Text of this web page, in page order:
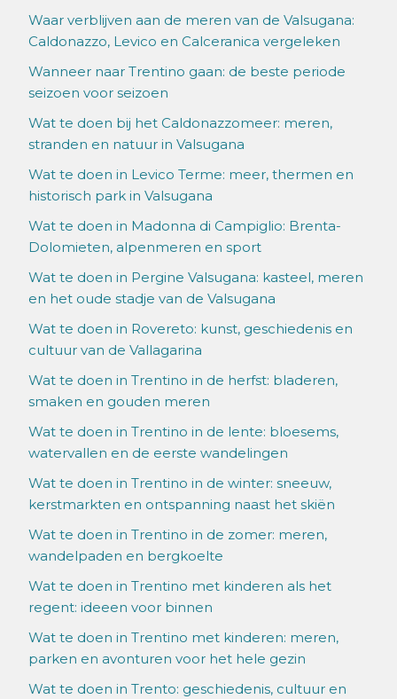
Waar verblijven aan de meren van de Valsugana:
Caldonazzo, Levico en Calceranica vergeleken
Wanneer naar Trentino gaan: de beste periode
seizoen voor seizoen
Wat te doen bij het Caldonazzomeer: meren,
stranden en natuur in Valsugana
Wat te doen in Levico Terme: meer, thermen en
historisch park in Valsugana
Wat te doen in Madonna di Campiglio: Brenta-
Dolomieten, alpenmeren en sport
Wat te doen in Pergine Valsugana: kasteel, meren
en het oude stadje van de Valsugana
Wat te doen in Rovereto: kunst, geschiedenis en
cultuur van de Vallagarina
Wat te doen in Trentino in de herfst: bladeren,
smaken en gouden meren
Wat te doen in Trentino in de lente: bloesems,
watervallen en de eerste wandelingen
Wat te doen in Trentino in de winter: sneeuw,
kerstmarkten en ontspanning naast het skiën
Wat te doen in Trentino in de zomer: meren,
wandelpaden en bergkoelte
Wat te doen in Trentino met kinderen als het
regent: ideeen voor binnen
Wat te doen in Trentino met kinderen: meren,
parken en avonturen voor het hele gezin
Wat te doen in Trento: geschiedenis, cultuur en